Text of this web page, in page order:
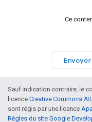
Ce
Sauf indication contraire, le
licence Creative Commons
sont régis par une licence
Règles du site Google